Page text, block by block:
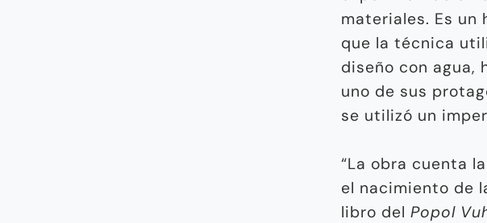
materiales. Es un
que la técnica
diseño con agua,
uno de sus
se utilizó un
“La obra cuenta
el nacimiento de
libro del Popol